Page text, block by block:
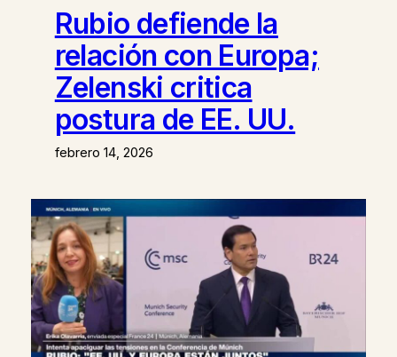
Rubio defiende la
relación con Europa;
Zelenski critica
postura de EE. UU.
febrero 14, 2026